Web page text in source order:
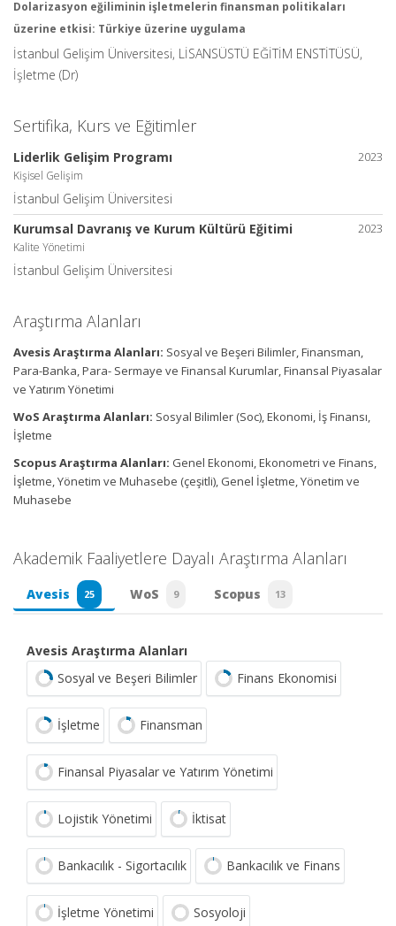
Dolarizasyon eğiliminin işletmelerin finansman politikaları
üzerine etkisi: Türkiye üzerine uygulama
İstanbul Gelişim Üniversitesi, LİSANSÜSTÜ EĞİTİM ENSTİTÜSÜ,
İşletme (Dr)
Sertifika, Kurs ve Eğitimler
2023
Liderlik Gelişim Programı
Kişisel Gelişim
İstanbul Gelişim Üniversitesi
2023
Kurumsal Davranış ve Kurum Kültürü Eğitimi
Kalite Yönetimi
İstanbul Gelişim Üniversitesi
Araştırma Alanları
Avesis Araştırma Alanları: Sosyal ve Beşeri Bilimler, Finansman,
Para-Banka, Para- Sermaye ve Finansal Kurumlar, Finansal Piyasalar
ve Yatırım Yönetimi
WoS Araştırma Alanları: Sosyal Bilimler (Soc), Ekonomi, İş Finansı,
İşletme
Scopus Araştırma Alanları: Genel Ekonomi, Ekonometri ve Finans,
İşletme, Yönetim ve Muhasebe (çeşitli), Genel İşletme, Yönetim ve
Muhasebe
Akademik Faaliyetlere Dayalı Araştırma Alanları
Avesis 25 WoS 9 Scopus 13
Avesis Araştırma Alanları
Sosyal ve Beşeri Bilimler
Finans Ekonomisi
İşletme Finansman
Finansal Piyasalar ve Yatırım Yönetimi
Lojistik Yönetimi İktisat
Bankacılık - Sigortacılık Bankacılık ve Finans
İşletme Yönetimi Sosyoloji